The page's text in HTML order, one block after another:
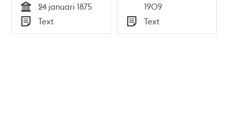
Tid
24 januari 1875
Typ
Text
1909
Typ
Text